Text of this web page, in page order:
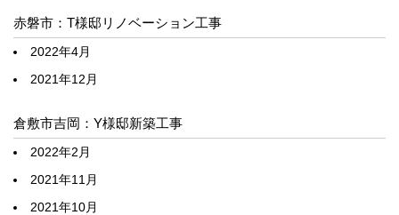
赤磐市：T様邸リノベーション工事
2022年4月
2021年12月
倉敷市吉岡：Y様邸新築工事
2022年2月
2021年11月
2021年10月